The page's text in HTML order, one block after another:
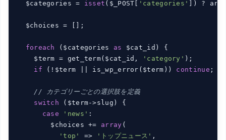
  $categories =
isset ($_POST[ 'categories' ]) ?
  $choices = [];
foreach ($categories as
$cat_id) {
    $term = get_term($cat_id,
'category' );
if (!$term || is_wp_error($term)) continue ;
// カテゴリーごとの選択肢を定義
switch ($term->slug) {
case
'news' :
        $choices +=
array (
'top'
=> 'トップニュース' ,